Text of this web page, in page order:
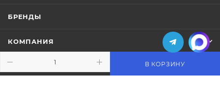
В КОРЗИНУ
БРЕНДЫ
КОМПАНИЯ
ИНФОРМАЦИЯ